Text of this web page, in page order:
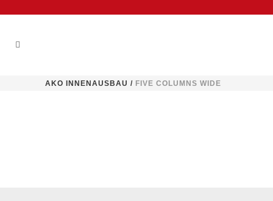
AKO INNENAUSBAU / FIVE COLUMNS WIDE